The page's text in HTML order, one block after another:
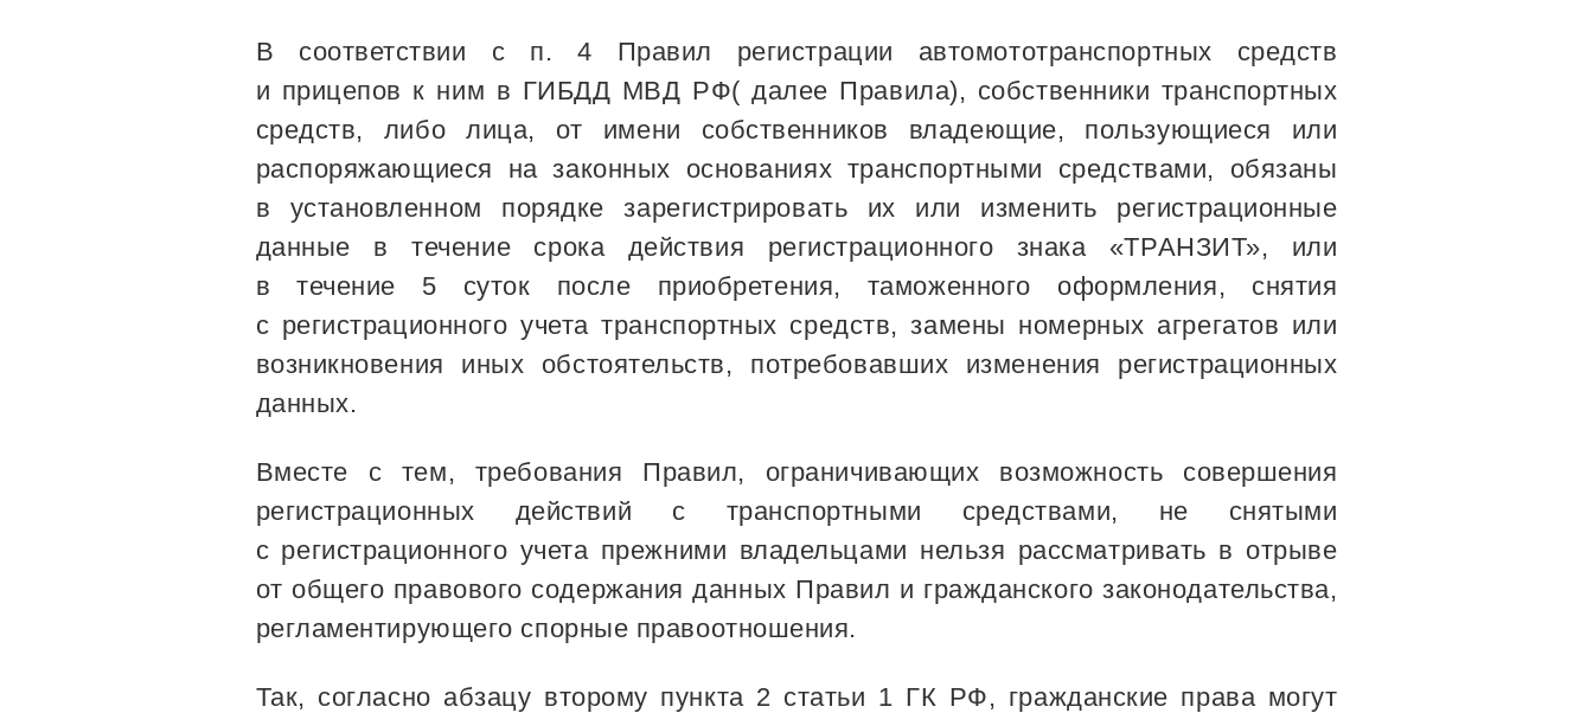
В соответствии с п. 4 Правил регистрации автомототранспортных средств
и прицепов к ним в ГИБДД МВД РФ( далее Правила), собственники транспортных
средств, либо лица, от имени собственников владеющие, пользующиеся или
распоряжающиеся на законных основаниях транспортными средствами, обязаны
в установленном порядке зарегистрировать их или изменить регистрационные
данные в течение срока действия регистрационного знака «ТРАНЗИТ», или
в течение 5 суток после приобретения, таможенного оформления, снятия
с регистрационного учета транспортных средств, замены номерных агрегатов или
возникновения иных обстоятельств, потребовавших изменения регистрационных
данных.
Вместе с тем, требования Правил, ограничивающих возможность совершения
регистрационных действий с транспортными средствами, не снятыми
с регистрационного учета прежними владельцами нельзя рассматривать в отрыве
от общего правового содержания данных Правил и гражданского законодательства,
регламентирующего спорные правоотношения.
Так, согласно абзацу второму пункта 2 статьи 1 ГК РФ, гражданские права могут